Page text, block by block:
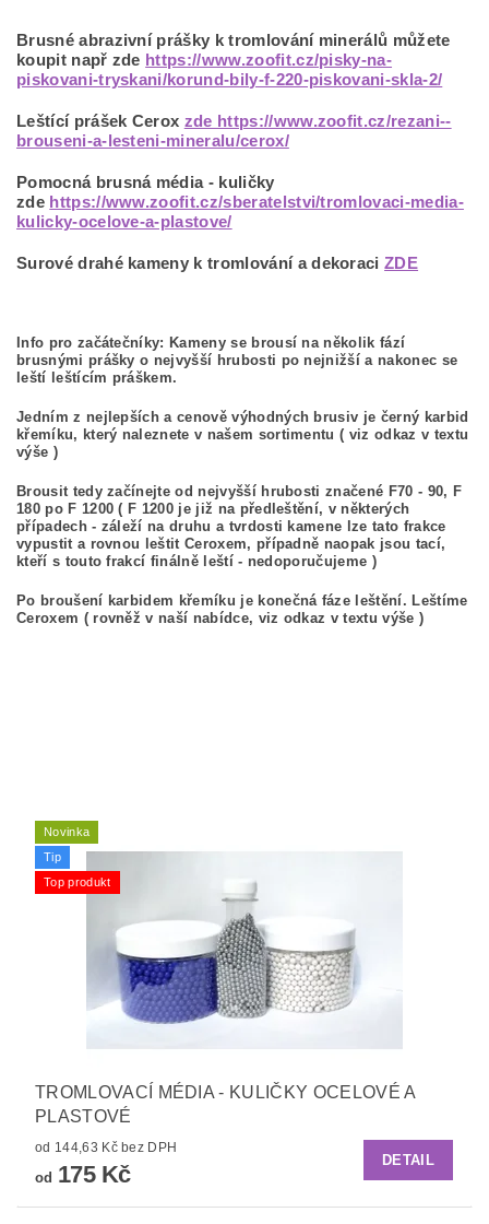
Brusné abrazivní prášky k tromlování minerálů můžete
koupit např zde https://www.zoofit.cz/pisky-na-
piskovani-tryskani/korund-bily-f-220-piskovani-skla-2/
Leštící prášek Cerox zde https://www.zoofit.cz/rezani--
brouseni-a-lesteni-mineralu/cerox/
Pomocná brusná média - kuličky
zde https://www.zoofit.cz/sberatelstvi/tromlovaci-media-
kulicky-ocelove-a-plastove/
Surové drahé kameny k tromlování a dekoraciZDE
Info pro začátečníky: Kameny se brousí na několik fází
brusnými prášky o nejvyšší hrubosti po nejnižší a nakonec se
leští leštícím práškem.
Jedním z nejlepších a cenově výhodných brusiv je černý karbid
křemíku, který naleznete v našem sortimentu ( viz odkaz v textu
výše )
Brousit tedy začínejte od nejvyšší hrubosti značené F70 - 90, F
180 po F 1200 ( F 1200 je již na předleštění, v některých
případech - záleží na druhu a tvrdosti kamene lze tato frakce
vypustit a rovnou leštit Ceroxem, případně naopak jsou tací,
kteří s touto frakcí finálně leští - nedoporučujeme )
Po broušení karbidem křemíku je konečná fáze leštění. Leštíme
Ceroxem ( rovněž v naší nabídce, viz odkaz v textu výše )
Novinka
Tip
Top produkt
TROMLOVACÍ MÉDIA - KULIČKY OCELOVÉ A
PLASTOVÉ
od 144,63 Kč bez DPH
od 175 Kč
DETAIL